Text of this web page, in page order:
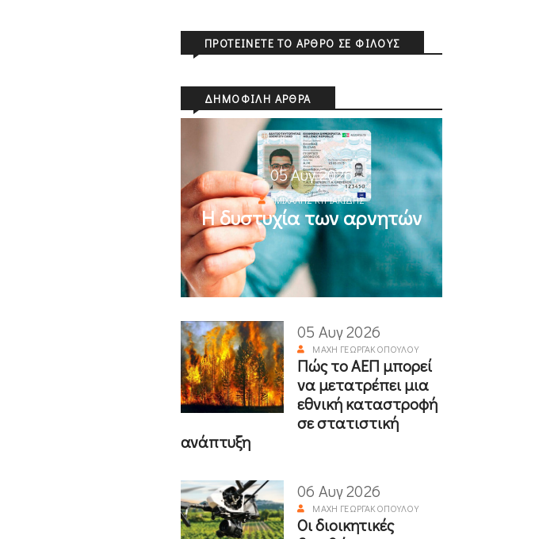
ΠΡΟΤΕΊΝΕΤΕ ΤΟ ΆΡΘΡΟ ΣΕ ΦΊΛΟΥΣ
ΔΗΜΟΦΙΛΉ ΆΡΘΡΑ
05 Αυγ 2026
ΜΙΧΆΛΗΣ ΚΥΡΙΑΚΊΔΗΣ
Η δυστυχία των αρνητών
05 Αυγ 2026
ΜΆΧΗ ΓΕΩΡΓΑΚΟΠΟΎΛΟΥ
Πώς το ΑΕΠ μπορεί
να μετατρέπει μια
εθνική καταστροφή
σε στατιστική
ανάπτυξη
06 Αυγ 2026
ΜΆΧΗ ΓΕΩΡΓΑΚΟΠΟΎΛΟΥ
Οι διοικητικές